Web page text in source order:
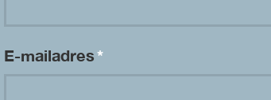
E-mailadres*